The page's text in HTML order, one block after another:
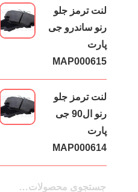
لنت ترمز جلو
رنو ساندرو جی
پارت
MAP000615
لنت ترمز جلو
رنو ال90 جی
پارت
MAP000614